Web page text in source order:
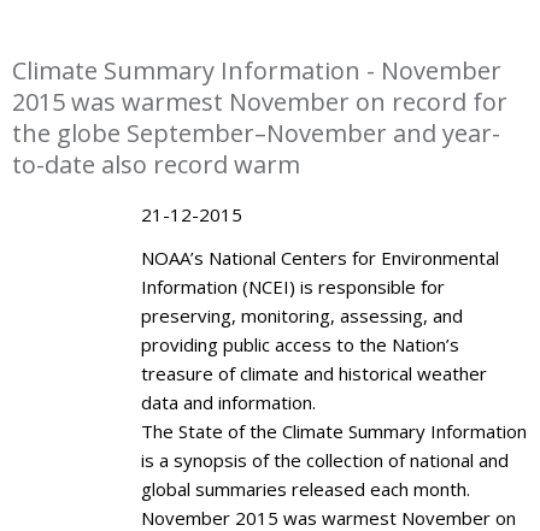
Climate Summary Information - November
2015 was warmest November on record for
the globe September–November and year-
to-date also record warm
21-12-2015
NOAA’s National Centers for Environmental
Information (NCEI) is responsible for
preserving, monitoring, assessing, and
providing public access to the Nation’s
treasure of climate and historical weather
data and information.
The State of the Climate Summary Information
is a synopsis of the collection of national and
global summaries released each month.
November 2015 was warmest November on